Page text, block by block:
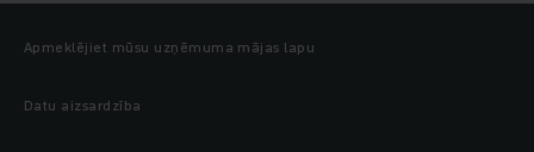
Apmeklējiet mūsu uzņēmuma mājas lapu
Datu aizsardzība